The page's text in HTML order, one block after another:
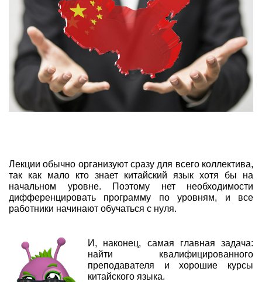
Лекции обычно организуют сразу для всего коллектива,
так как мало кто знает китайский язык хотя бы на
начальном уровне. Поэтому нет необходимости
дифференцировать программу по уровням, и все
работники начинают обучаться с нуля.
И, наконец, самая главная задача:
найти квалифицированного
преподавателя и хорошие курсы
китайского языка.